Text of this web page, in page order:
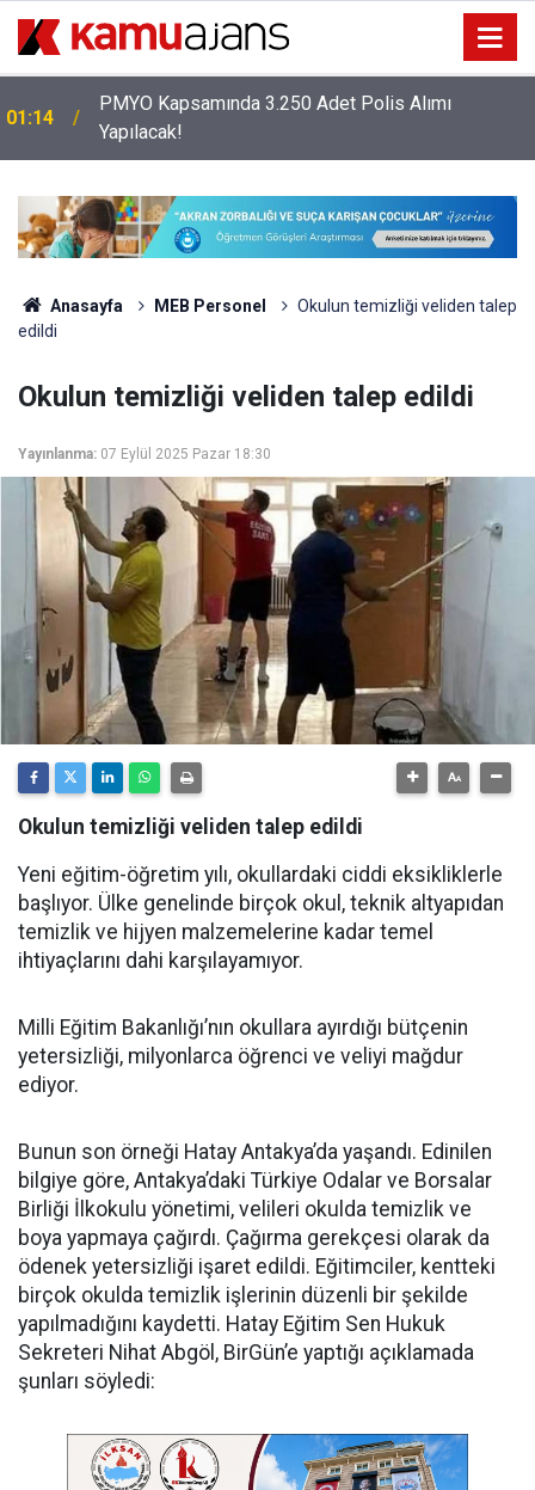
01:14
PMYO Kapsamında 3.250 Adet Polis Alımı
Yapılacak!
Anasayfa MEB Personel
Okulun temizliği veliden talep
edildi
Okulun temizliği veliden talep edildi
Yayınlanma: 07 Eylül 2025 Pazar 18:30
Okulun temizliği veliden talep edildi
Yeni eğitim-öğretim yılı, okullardaki ciddi eksikliklerle
başlıyor. Ülke genelinde birçok okul, teknik altyapıdan
temizlik ve hijyen malzemelerine kadar temel
ihtiyaçlarını dahi karşılayamıyor.
Milli Eğitim Bakanlığı’nın okullara ayırdığı bütçenin
yetersizliği, milyonlarca öğrenci ve veliyi mağdur
ediyor.
Bunun son örneği Hatay Antakya’da yaşandı. Edinilen
bilgiye göre, Antakya’daki Türkiye Odalar ve Borsalar
Birliği İlkokulu yönetimi, velileri okulda temizlik ve
boya yapmaya çağırdı. Çağırma gerekçesi olarak da
ödenek yetersizliği işaret edildi. Eğitimciler, kentteki
birçok okulda temizlik işlerinin düzenli bir şekilde
yapılmadığını kaydetti. Hatay Eğitim Sen Hukuk
Sekreteri Nihat Abgöl, BirGün’e yaptığı açıklamada
şunları söyledi: